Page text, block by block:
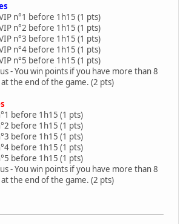
n°1 before 1h15 (1 pts)
n°2 before 1h15 (1 pts)
n°3 before 1h15 (1 pts)
n°4 before 1h15 (1 pts)
n°5 before 1h15 (1 pts)
- You win points if you have more than 8
the end of the game. (2 pts)
before 1h15 (1 pts)
before 1h15 (1 pts)
before 1h15 (1 pts)
before 1h15 (1 pts)
before 1h15 (1 pts)
- You win points if you have more than 8
the end of the game. (2 pts)